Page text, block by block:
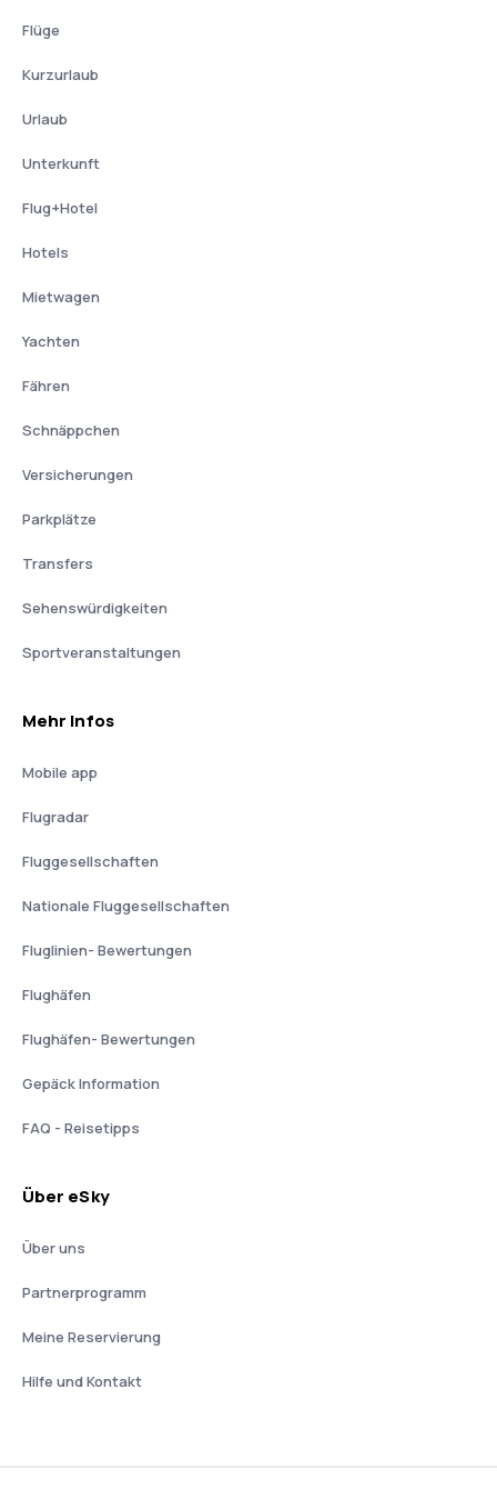
Flüge
Kurzurlaub
Urlaub
Unterkunft
Flug+Hotel
Hotels
Mietwagen
Yachten
Fähren
Schnäppchen
Versicherungen
Parkplätze
Transfers
Sehenswürdigkeiten
Sportveranstaltungen
Mehr Infos
Mobile app
Flugradar
Fluggesellschaften
Nationale Fluggesellschaften
Fluglinien- Bewertungen
Flughäfen
Flughäfen- Bewertungen
Gepäck Information
FAQ - Reisetipps
Über eSky
Über uns
Partnerprogramm
Meine Reservierung
Hilfe und Kontakt